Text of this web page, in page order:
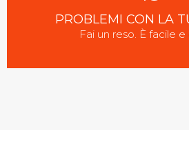
PROBLEMI CON LA
Fai un reso. È facile